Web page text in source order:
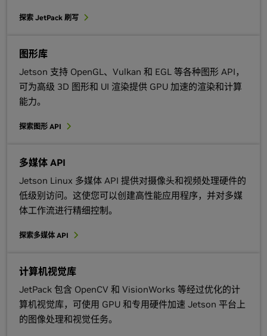
探索 JetPack 刷写
图形库
Jetson 支持 OpenGL、Vulkan 和 EGL 等各种图形 API，
可为高级 3D 图形和 UI 渲染提供 GPU 加速的渲染和计算
能力。
探索图形 API
多媒体 API
Jetson Linux 多媒体 API 提供对摄像头和视频处理硬件的
低级别访问。这使您可以创建高性能应用程序，并对多媒
体工作流进行精细控制。
探索多媒体 API
计算机视觉库
JetPack 包含 OpenCV 和 VisionWorks 等经过优化的计
算机视觉库，可使用 GPU 和专用硬件加速 Jetson 平台上
的图像处理和视觉任务。